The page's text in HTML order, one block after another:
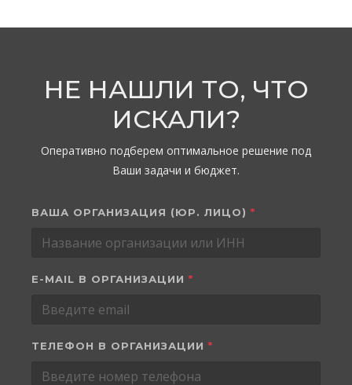
НЕ НАШЛИ ТО, ЧТО
ИСКАЛИ?
Оперативно подберем оптимальное решение под
Ваши задачи и бюджет.
ВАША ОРГАНИЗАЦИЯ (ЮР. ЛИЦО) *
E-MAIL В ОРГАНИЗАЦИИ *
ТЕЛЕФОН В ОРГАНИЗАЦИИ *